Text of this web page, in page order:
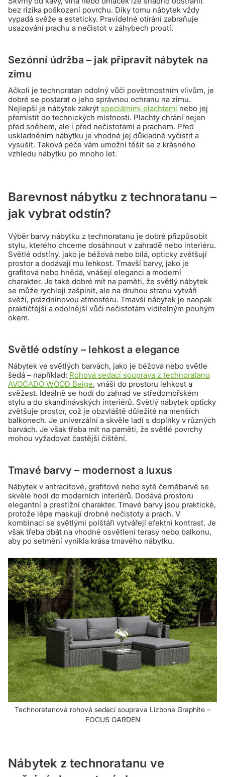
bez rizika poškození povrchu. Díky tomu nábytek vždy
vypadá svěže a esteticky. Pravidelné otírání zabraňuje
usazování prachu a nečistot v záhybech proutí.
Sezónní údržba – jak připravit nábytek na
zimu
Ačkoli je technoratan odolný vůči povětrnostním vlivům, je
dobré se postarat o jeho správnou ochranu na zimu.
Nejlepší je nábytek zakrýt speciálními plachtami nebo jej
přemístit do technických místností. Plachty chrání nejen
před sněhem, ale i před nečistotami a prachem. Před
uskladněním nábytku je vhodné jej důkladně vyčistit a
vysušit. Taková péče vám umožní těšit se z krásného
vzhledu nábytku po mnoho let.
Barevnost nábytku z technoratanu –
jak vybrat odstín?
Výběr barvy nábytku z technoratanu je dobré přizpůsobit
stylu, kterého chceme dosáhnout v zahradě nebo interiéru.
Světlé odstíny, jako je béžová nebo bílá, opticky zvětšují
prostor a dodávají mu lehkost. Tmavší barvy, jako je
grafitová nebo hnědá, vnášejí eleganci a moderní
charakter. Je také dobré mít na paměti, že světlý nábytek
se může rychleji zašpinit, ale na druhou stranu vytváří
svěží, prázdninovou atmosféru. Tmavší nábytek je naopak
praktičtější a odolnější vůči nečistotám viditelným pouhým
okem.
Světlé odstíny – lehkost a elegance
Nábytek ve světlých barvách, jako je béžová nebo světle
šedá – například: Rohová sedací souprava z technoratanu
AVOCADO WOOD Beige, vnáší do prostoru lehkost a
svěžest. Ideálně se hodí do zahrad ve středomořském
stylu a do skandinávských interiérů. Světlý nábytek opticky
zvětšuje prostor, což je obzvláště důležité na menších
balkonech. Je univerzální a skvěle ladí s doplňky v různých
barvách. Je však třeba mít na paměti, že světlé povrchy
mohou vyžadovat častější čištění.
Tmavé barvy – modernost a luxus
Nábytek v antracitové, grafitové nebo sytě černébarvě se
skvěle hodí do moderních interiérů. Dodává prostoru
elegantní a prestižní charakter. Tmavé barvy jsou praktické,
protože lépe maskují drobné nečistoty a prach. V
kombinaci se světlými polštáři vytvářejí efektní kontrast. Je
však třeba dbát na vhodné osvětlení terasy nebo balkonu,
aby po setmění vynikla krása tmavého nábytku.
Technoratanová rohová sedací souprava Lizbona Graphite –
FOCUS GARDEN
Nábytek z technoratanu ve